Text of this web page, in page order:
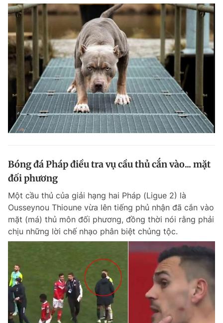
Bóng đá Pháp điều tra vụ cầu thủ cắn vào... mặt
đối phương
Một cầu thủ của giải hạng hai Pháp (Ligue 2) là
Ousseynou Thioune vừa lên tiếng phủ nhận đã cắn vào
mặt (má) thủ môn đối phương, đồng thời nói rằng phải
chịu những lời chế nhạo phân biệt chủng tộc.